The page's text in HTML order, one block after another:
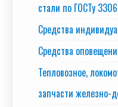
стали по ГОСТу
Средства
Средства
Тепловозное,
запчасти железно-